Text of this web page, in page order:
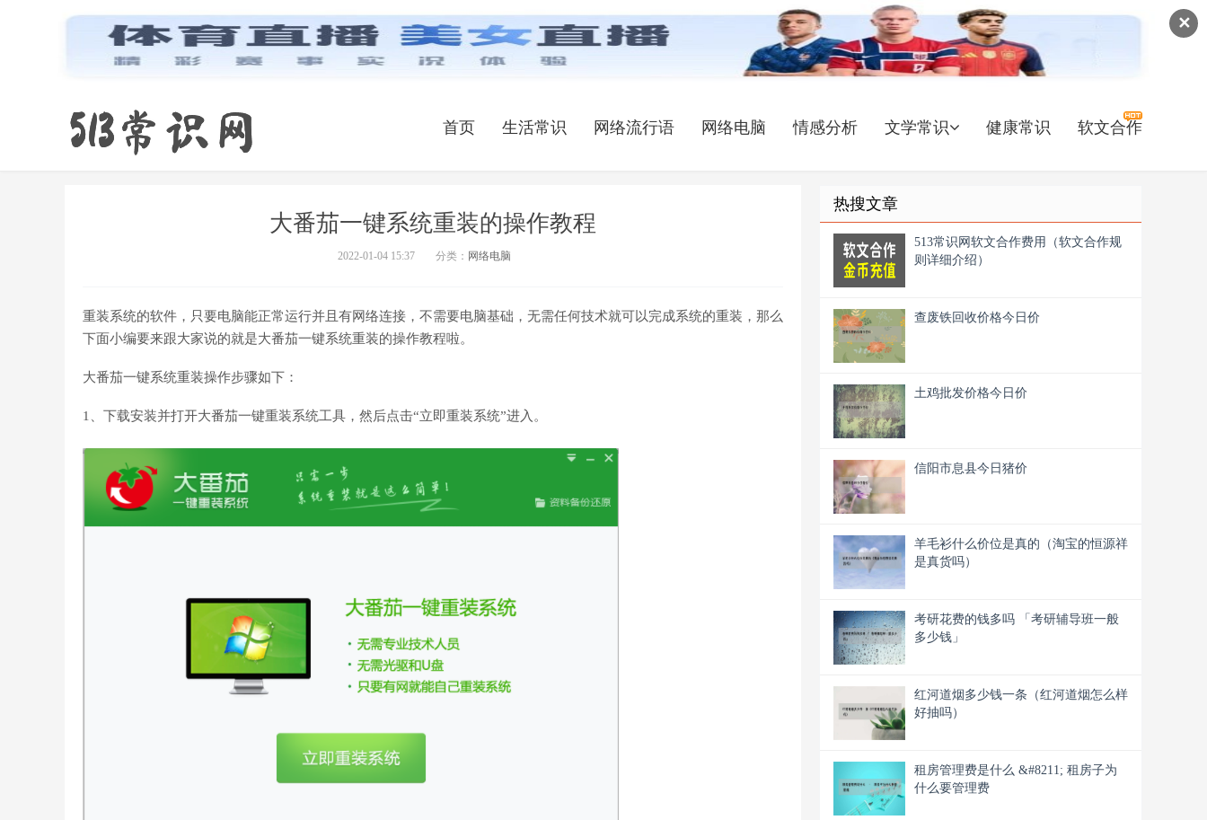
✕
首页 生活常识 网络流行语 网络电脑 情感分析 文学常识 健康常识 软文合作
大番茄一键系统重装的操作教程
2022-01-04 15:37 分类： 网络电脑
重装系统的软件，只要电脑能正常运行并且有网络连接，不需要电脑基础，无需任何技术就可以完成系统的重装，那么
下面小编要来跟大家说的就是大番茄一键系统重装的操作教程啦。
大番茄一键系统重装操作步骤如下：
1、下载安装并打开大番茄一键重装系统工具，然后点击“立即重装系统”进入。
热搜文章
513常识网软文合作费用（软文合作规
则详细介绍）
查废铁回收价格今日价
土鸡批发价格今日价
信阳市息县今日猪价
羊毛衫什么价位是真的（淘宝的恒源祥
是真货吗）
考研花费的钱多吗 「考研辅导班一般
多少钱」
红河道烟多少钱一条（红河道烟怎么样
好抽吗）
租房管理费是什么 &#8211; 租房子为
什么要管理费